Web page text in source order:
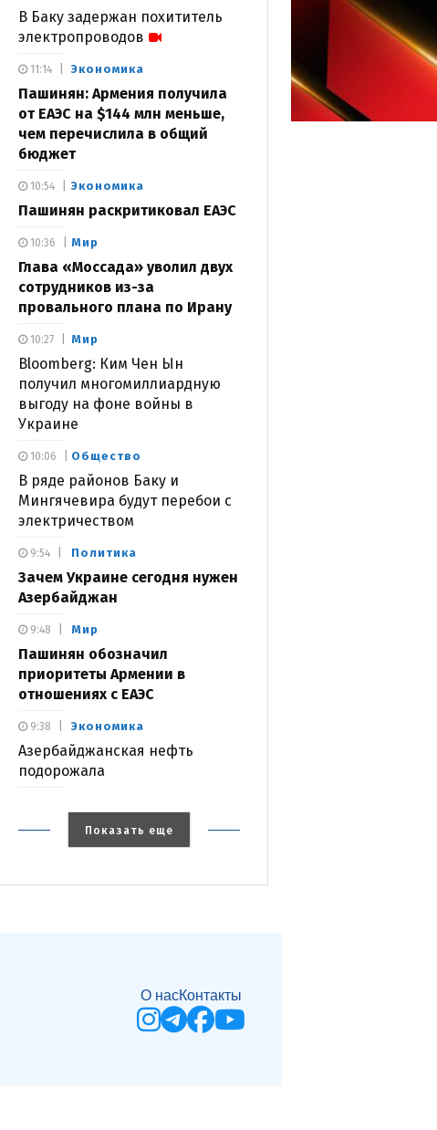
В Баку задержан похититель
электропроводов
Экономика
Пашинян: Армения получила
от ЕАЭС на $144 млн меньше,
чем перечислила в общий
бюджет
11:14
Экономика
Пашинян раскритиковал ЕАЭС
10:54
Мир
Глава «Моссада» уволил двух
сотрудников из-за
провального плана по Ирану
10:36
Мир
Bloomberg: Ким Чен Ын
получил многомиллиардную
выгоду на фоне войны в
Украине
10:27
Общество
В ряде районов Баку и
Мингячевира будут перебои с
электричеством
10:06
Политика
Зачем Украине сегодня нужен
Азербайджан
9:54
Мир
Пашинян обозначил
приоритеты Армении в
отношениях с ЕАЭС
9:48
Экономика
Азербайджанская нефть
подорожала
9:38
Показать еще
О насКонтакты